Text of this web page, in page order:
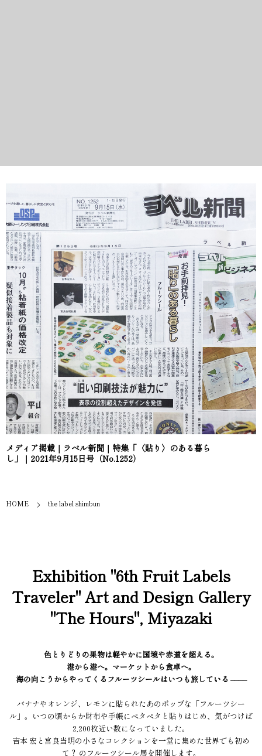
メディア掲載｜ラベル新聞｜特集「〈貼り〉のある暮ら
し」｜2021年9月15日号（No.1252）
HOME the label shimbun
Exhibition "6th Fruit Labels
Traveler" Art and Design Gallery
"The Hours", Miyazaki
色とりどりの果物は軽やかに国境や赤道を超える。
港から港へ。マーケットから食卓へ。
海の向こうからやってくるフルーツシールはいつも旅している ––––
バナナやオレンジ、レモンに貼られたあのポップな「フルーツシー
ル」。いつの頃からか財布や手帳にペタペタと貼りはじめ、気がつけば
2,200枚近い数になっていました。
吉本 宏と宮良当明の小さなコレクションを一堂に集めた世界でも初め
て？ のフルーツシール展を開催します。